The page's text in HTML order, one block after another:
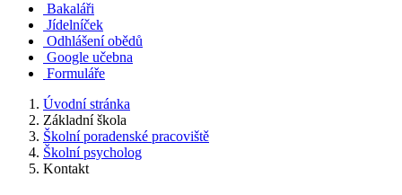
Bakaláři
Jídelníček
Odhlášení obědů
Google učebna
Formuláře
Úvodní stránka
Základní škola
Školní poradenské pracoviště
Školní psycholog
Kontakt